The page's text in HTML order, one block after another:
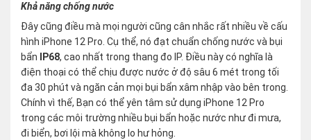
Khả năng chống nước
Đây cũng điều mà mọi người cũng cân nhắc rất nhiều về cấu
hình iPhone 12 Pro. Cụ thể, nó đạt chuẩn chống nước và bụi
bẩn
IP68, cao nhất trong thang đo IP. Điều này có nghĩa là
điện thoại có thể chịu được nước ở độ sâu 6 mét trong tối
đa 30 phút và ngăn cản mọi bụi bẩn xâm nhập vào bên trong.
Chính vì thế, Bạn có thể yên tâm sử dụng iPhone 12 Pro
trong các môi trường nhiều bụi bẩn hoặc nước như đi mưa,
đi biển, bơi lội mà không lo hư hỏng.